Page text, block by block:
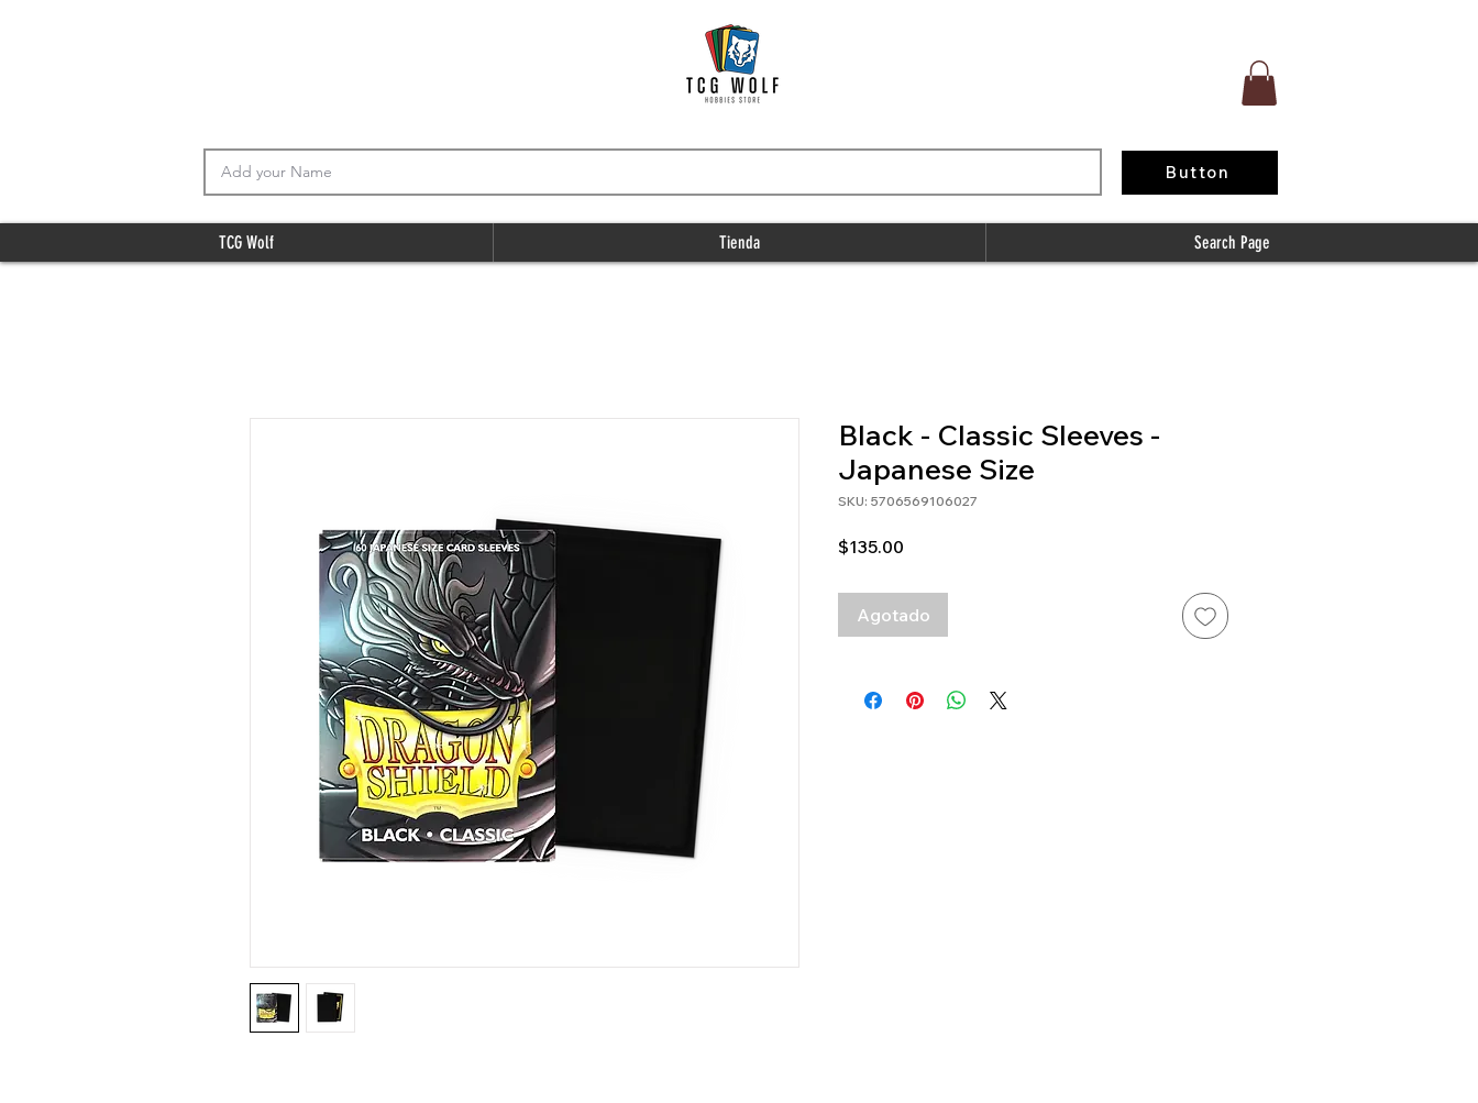
Button
TCG Wolf Tienda Search Page
Black - Classic Sleeves -
Japanese Size
SKU: 5706569106027
$135.00
Agotado